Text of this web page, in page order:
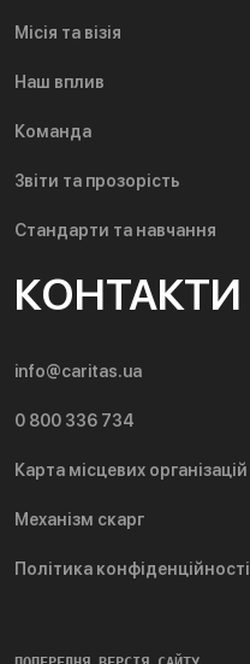
Місія та візія
Наш вплив
Команда
Звіти та прозорість
Стандарти та навчання
КОНТАКТИ
info@caritas.ua
0 800 336 734
Карта місцевих організацій
Механізм скарг
Політика конфіденційності